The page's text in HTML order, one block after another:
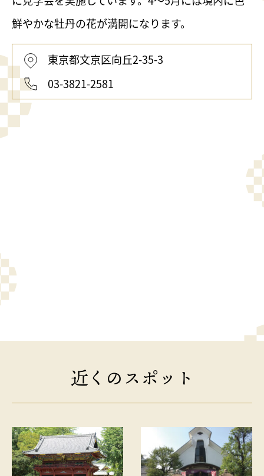
鮮やかな牡丹の花が満開になります。
東京都文京区向丘2-35-3
03-3821-2581
近くのスポット